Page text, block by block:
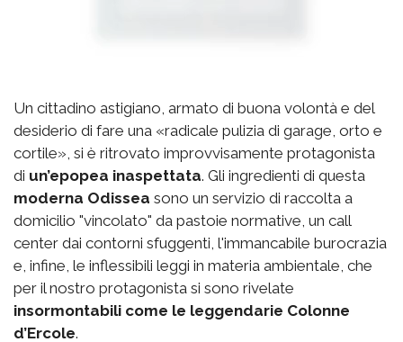
Un cittadino astigiano, armato di buona volontà e del
desiderio di fare una «radicale pulizia di garage, orto e
cortile», si è ritrovato improvvisamente protagonista
di un’epopea inaspettata. Gli ingredienti di questa
moderna Odissea sono un servizio di raccolta a
domicilio "vincolato" da pastoie normative, un call
center dai contorni sfuggenti, l'immancabile burocrazia
e, infine, le inflessibili leggi in materia ambientale, che
per il nostro protagonista si sono rivelate
insormontabili come le leggendarie Colonne
d’Ercole.